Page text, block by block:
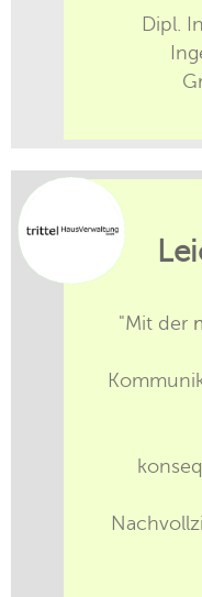
Dipl.
"Mit der